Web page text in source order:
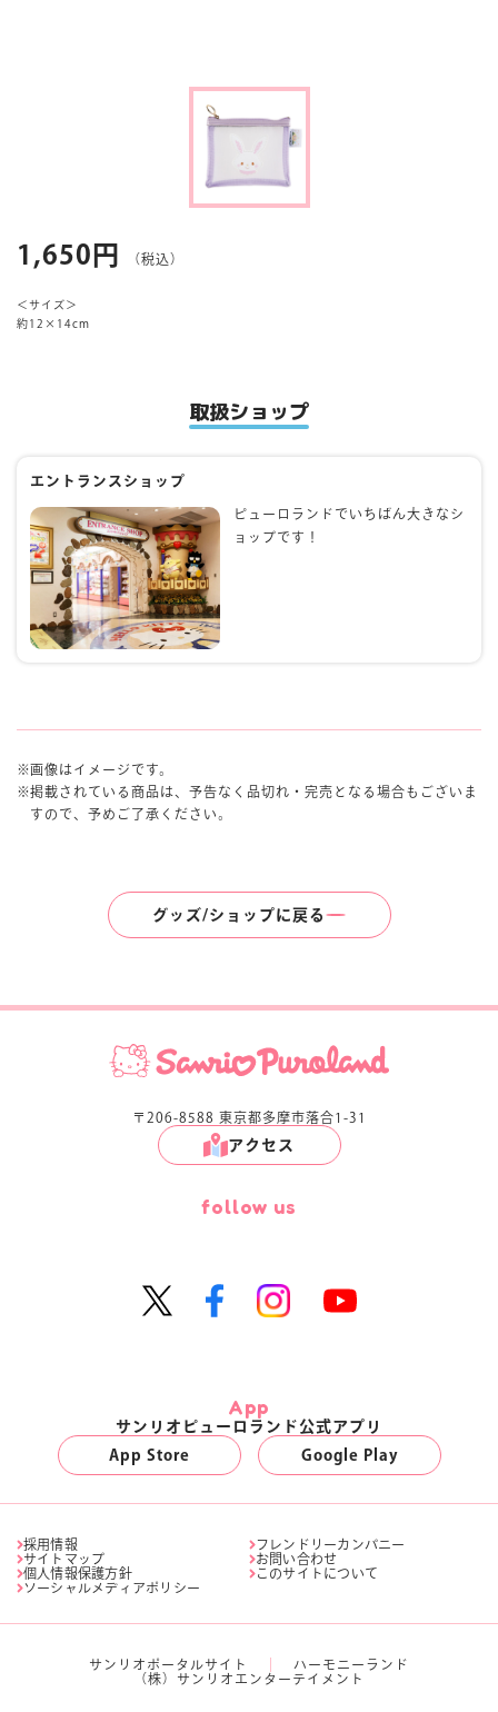
1,650円 （税込）
＜サイズ＞
約12×14cm
取扱ショップ
エントランスショップ
ピューロランドでいちばん大きなシ
ョップです！
画像はイメージです。
掲載されている商品は、予告なく品切れ・完売となる場合もございま
すので、予めご了承ください。
グッズ/ショップに戻る
〒206-8588 東京都多摩市落合1-31
アクセス
follow us
App
サンリオピューロランド公式アプリ
App Store
Google Play
採用情報
フレンドリーカンパニー
サイトマップ
お問い合わせ
個人情報保護方針
このサイトについて
ソーシャルメディアポリシー
サンリオポータルサイト
ハーモニーランド
（株）サンリオエンターテイメント